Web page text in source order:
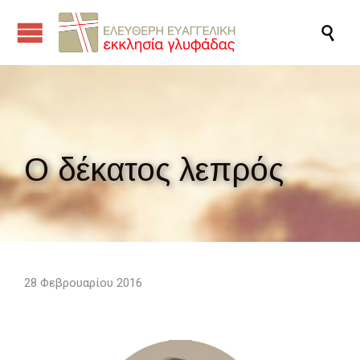

Ο δέκατος λεπρός
28 Φεβρουαρίου 2016